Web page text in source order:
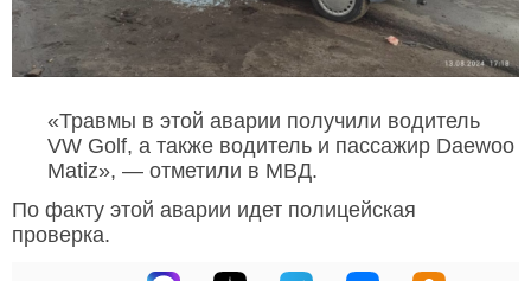
«Травмы в этой аварии получили водитель
VW Golf, а также водитель и пассажир Daewoo
Matiz», — отметили в МВД.
По факту этой аварии идет полицейская
проверка.